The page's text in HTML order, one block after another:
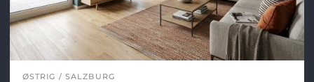
ØSTRIG SALZBURG